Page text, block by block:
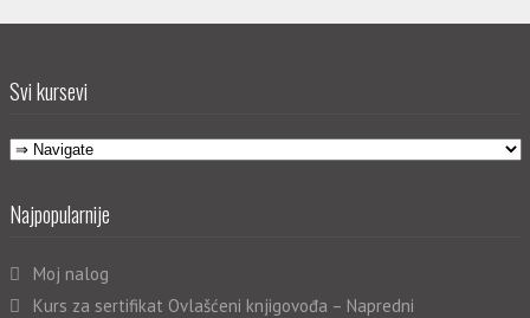
Svi kursevi
Najpopularnije
Moj nalog
Kurs za sertifikat Ovlašćeni knjigovođa – Napredni